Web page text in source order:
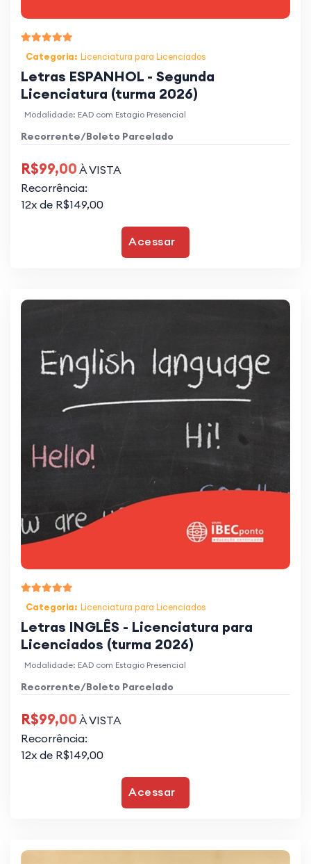
Categoria: Licenciatura para Licenciados
Letras ESPANHOL - Segunda
Licenciatura (turma 2026)
Modalidade: EAD com Estagio Presencial
Recorrente/Boleto Parcelado
R$99,00 À VISTA
Recorrência:
12x de R$149,00
Acessar
Categoria: Licenciatura para Licenciados
Letras INGLÊS - Licenciatura para
Licenciados (turma 2026)
Modalidade: EAD com Estagio Presencial
Recorrente/Boleto Parcelado
R$99,00 À VISTA
Recorrência:
12x de R$149,00
Acessar